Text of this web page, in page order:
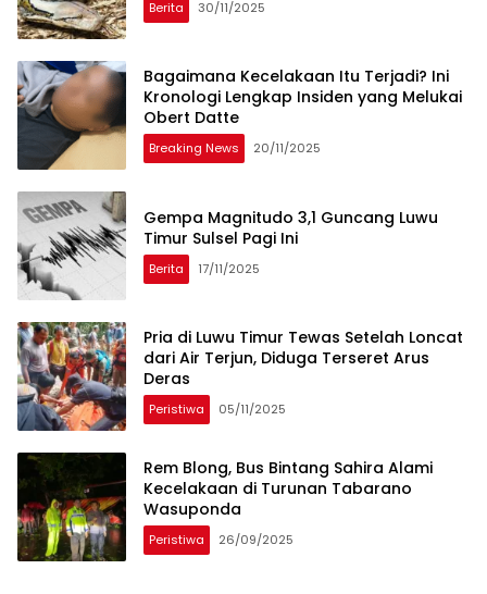
Berita 30/11/2025
Bagaimana Kecelakaan Itu Terjadi? Ini
Kronologi Lengkap Insiden yang Melukai
Obert Datte
Breaking News 20/11/2025
Gempa Magnitudo 3,1 Guncang Luwu
Timur Sulsel Pagi Ini
Berita 17/11/2025
Pria di Luwu Timur Tewas Setelah Loncat
dari Air Terjun, Diduga Terseret Arus
Deras
Peristiwa 05/11/2025
Rem Blong, Bus Bintang Sahira Alami
Kecelakaan di Turunan Tabarano
Wasuponda
Peristiwa 26/09/2025